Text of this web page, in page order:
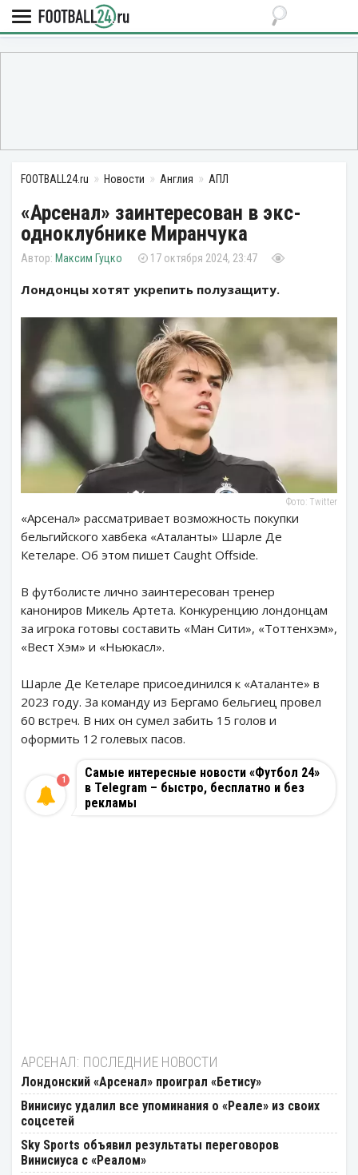
FOOTBALL24.ru Новости Англия АПЛ
«Арсенал» заинтересован в экс-
одноклубнике Миранчука
Максим Гуцко 17 октября 2024, 23:47
Лондонцы хотят укрепить полузащиту.
Фото: Twitter
«Арсенал» рассматривает возможность покупки
бельгийского хавбека «Аталанты» Шарле Де
Кетеларе. Об этом пишет Caught Offside.
В футболисте лично заинтересован тренер
канониров Микель Артета. Конкуренцию лондонцам
за игрока готовы составить «Ман Сити», «Тоттенхэм»,
«Вест Хэм» и «Ньюкасл».
Шарле Де Кетеларе присоединился к «Аталанте» в
2023 году. За команду из Бергамо бельгиец провел
60 встреч. В них он сумел забить 15 голов и
оформить 12 голевых пасов.
Самые интересные новости «Футбол 24»
в Telegram – быстро, бесплатно и без
рекламы
1
АРСЕНАЛ: ПОСЛЕДНИЕ НОВОСТИ
Лондонский «Арсенал» проиграл «Бетису»
Винисиус удалил все упоминания о «Реале» из своих
соцсетей
Sky Sports объявил результаты переговоров
Винисиуса с «Реалом»